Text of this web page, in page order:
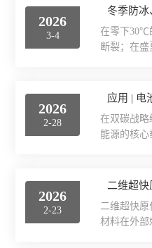
透反射率测量仪
等离子清洗机
光学显微镜
表面/界面性能测定仪
到2032年
地区尤其
的关键步
器响应的
统对光强的
源置于样
仪，测量
标准光源
2026
3-4
在零下30℃
断裂；在
大学的研
项突破性
获超疏水
换。一、
传输、风电
热...
2026
2-28
在双碳战
能源的核
电流、分
进程。无论
量产金属双
2026
2-23
二维超快
材料在外